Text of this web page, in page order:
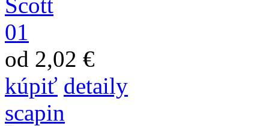
od 2,02 €
kúpiť detaily
scapin